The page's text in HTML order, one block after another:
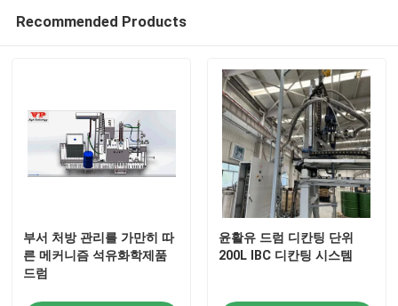
Recommended Products
부서 처방 관리를 가만히 따
른 메커니즘 석유화학제품
드럼
윤활유 드럼 디칸팅 단위
200L IBC 디칸팅 시스템